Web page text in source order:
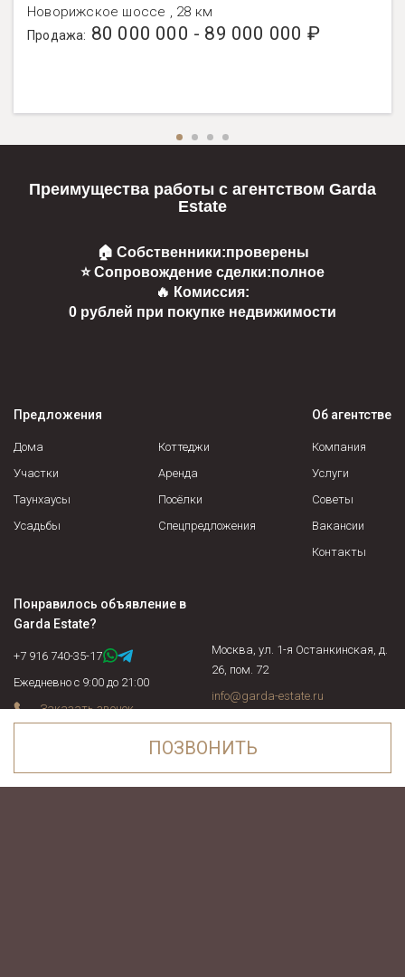
Новорижское шоссе , 28 км
Продажа: 80 000 000 - 89 000 000 ₽
Преимущества работы с агентством Garda
Estate
🏠 Собственники:проверены
⭐ Сопровождение сделки:полное
🔥 Комиссия:
0 рублей при покупке недвижимости
Предложения
Дома
Участки
Таунхаусы
Усадьбы
Коттеджи
Аренда
Посёлки
Спецпредложения
Об агентстве
Компания
Услуги
Советы
Вакансии
Контакты
Понравилось объявление в
Garda Estate?
+7 916 740-35-17
Ежедневно с 9:00 до 21:00
Заказать звонок
Москва, ул. 1-я Останкинская, д.
26, пом. 72
info@garda-estate.ru
ПОЗВОНИТЬ